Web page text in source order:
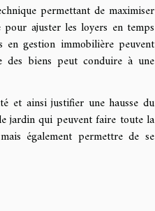
permettant de maximiser
ajuster les loyers en temps
gestion immobilière peuvent
des biens peut conduire à une
et ainsi justifier une hausse du
jardin qui peuvent faire toute la
également permettre de se